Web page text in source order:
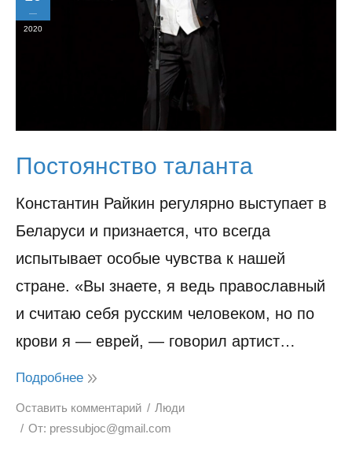
2020
Постоянство таланта
Константин Райкин регулярно выступает в
Беларуси и признается, что всегда
испытывает особые чувства к нашей
стране. «Вы знаете, я ведь православный
и считаю себя русским человеком, но по
крови я — еврей, — говорил артист…
Подробнее
Оставить комментарий
Люди
От: pressubjoc@gmail.com